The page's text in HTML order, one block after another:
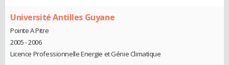
Université Antilles Guyane
Pointe A Pitre
2005 - 2006
Licence Professionnelle Energie et Génie Climatique